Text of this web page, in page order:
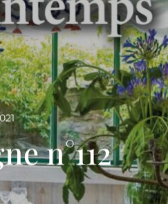
n°112